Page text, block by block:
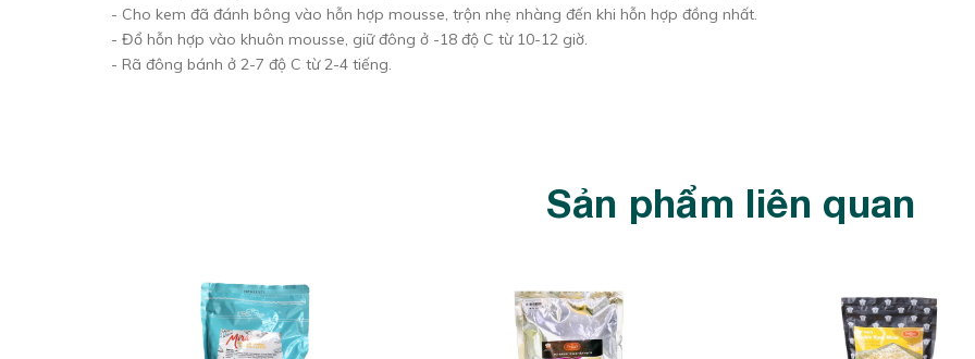
- Cho kem đã đánh bông vào hỗn hợp mousse, trộn nhẹ nhàng đến khi hỗn hợp đồng nhất.
- Đổ hỗn hợp vào khuôn mousse, giữ đông ở -18 độ C từ 10-12 giờ.
- Rã đông bánh ở 2-7 độ C từ 2-4 tiếng.
Sản phẩm liên quan